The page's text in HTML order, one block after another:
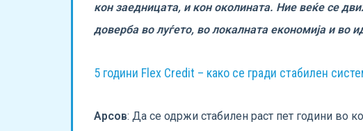
кон заедницата, и кон околината. Ние веќе се
доверба во луѓето, во локалната економија и во
5 години Flex Credit – како се гради стабилен
Арсов: Да се одржи стабилен раст пет години во